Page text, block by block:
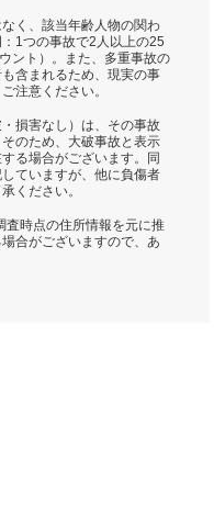
く、該当年齢人物の関わ
1つの事故で2人以上の25
ント）。また、多重事故の
含まれるため、現実の事
注意ください。
損害なし）は、その事故
のため、大破事故と表示
る場合がございます。同
ていますが、他に負傷者
ください。
査時点の住所情報を元に推
合がございますので、あ